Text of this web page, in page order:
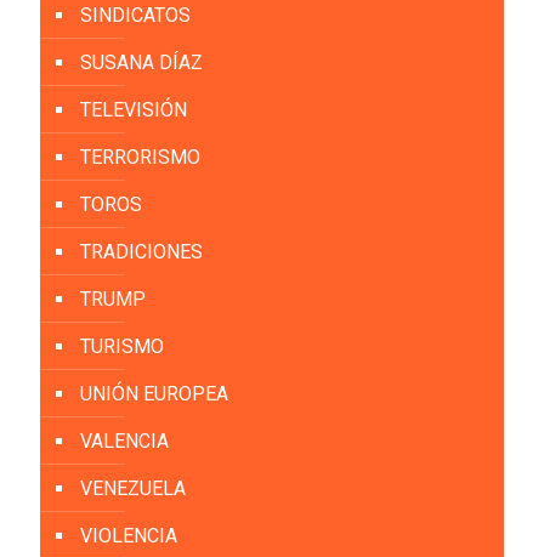
SINDICATOS
SUSANA DÍAZ
TELEVISIÓN
TERRORISMO
TOROS
TRADICIONES
TRUMP
TURISMO
UNIÓN EUROPEA
VALENCIA
VENEZUELA
VIOLENCIA